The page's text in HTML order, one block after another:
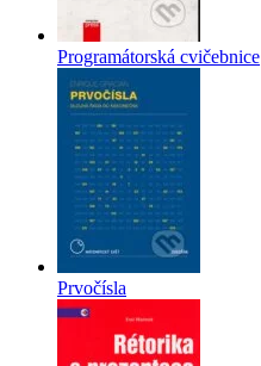
Programátorská cvičebnice
Prvočísla